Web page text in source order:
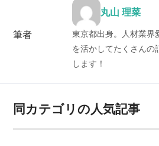
筆者
丸山 理菜
東京都出身。人材業界
を活かしてたくさんの
します！
同カテゴリの人気記事